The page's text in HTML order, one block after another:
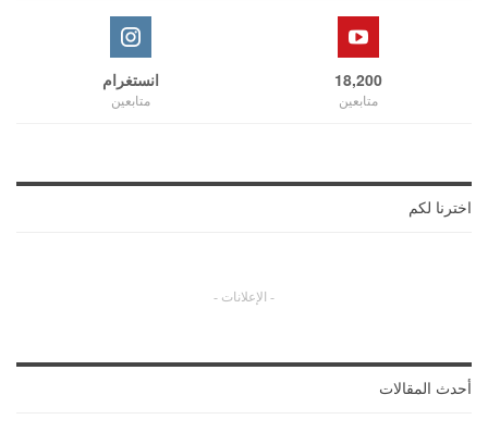
18,200
متابعين
انستغرام
متابعين
اخترنا لكم
- الإعلانات -
أحدث المقالات